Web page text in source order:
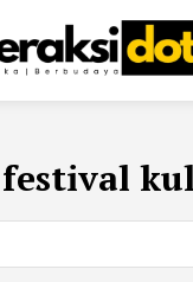
festival